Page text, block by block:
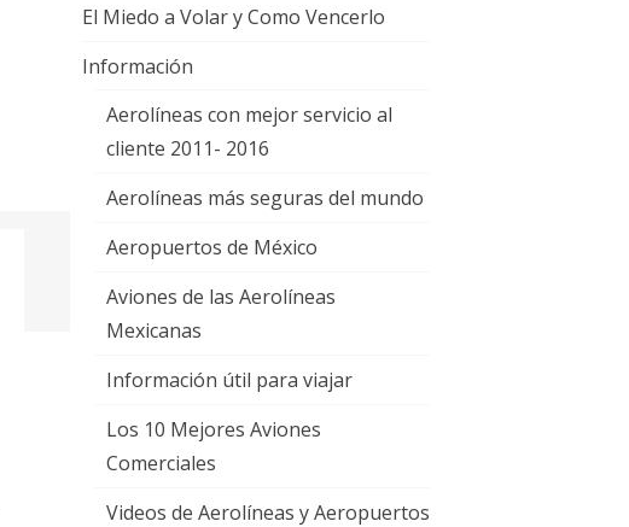
El Miedo a Volar y Como Vencerlo
Información
Aerolíneas con mejor servicio al
cliente 2011- 2016
Aerolíneas más seguras del mundo
Aeropuertos de México
Aviones de las Aerolíneas
Mexicanas
Información útil para viajar
Los 10 Mejores Aviones
Comerciales
Videos de Aerolíneas y Aeropuertos